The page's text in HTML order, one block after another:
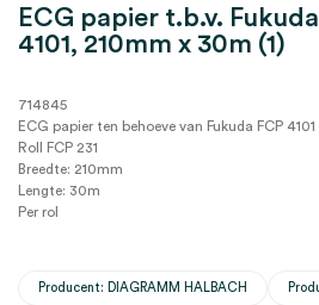
ECG papier t.b.v.
4101, 210mm x 30m (1)
714845
ECG papier ten behoeve van Fukuda FCP 4101
Roll FCP 231
Breedte: 210mm
Lengte: 30m
Per rol
Producent: DIAGRAMM HALBACH